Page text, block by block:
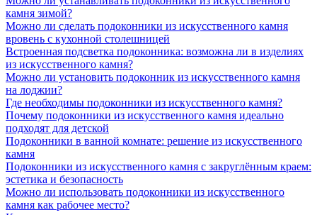
камня зимой?
Можно ли сделать подоконники из искусственного камня
вровень с кухонной столешницей
Встроенная подсветка подоконника: возможна ли в изделиях
из искусственного камня?
Можно ли установить подоконник из искусственного камня
на лоджии?
Где необходимы подоконники из искусственного камня?
Почему подоконники из искусственного камня идеально
подходят для детской
Подоконники в ванной комнате: решение из искусственного
камня
Подоконники из искусственного камня с закруглённым краем:
эстетика и безопасность
Можно ли использовать подоконники из искусственного
камня как рабочее место?